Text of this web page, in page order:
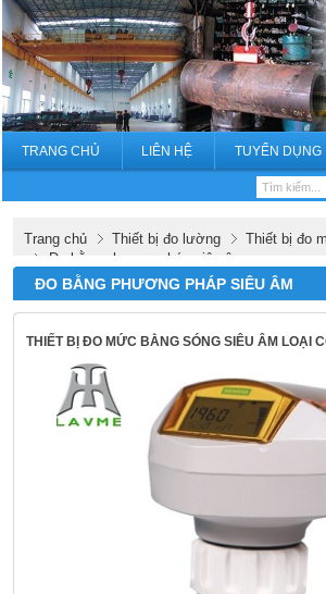
TRANG CHỦ LIÊN HỆ TUYỂN DỤNG
Trang chủ Thiết bị đo lường
Thiết bị đo
Đo bằng phương pháp siêu âm
ĐO BẰNG PHƯƠNG PHÁP SIÊU ÂM
THIẾT BỊ ĐO MỨC BẰNG SÓNG SIÊU ÂM LOẠI